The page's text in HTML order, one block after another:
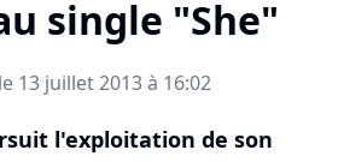
single "She"
13 juillet 2013 à 16:02
l'exploitation de son